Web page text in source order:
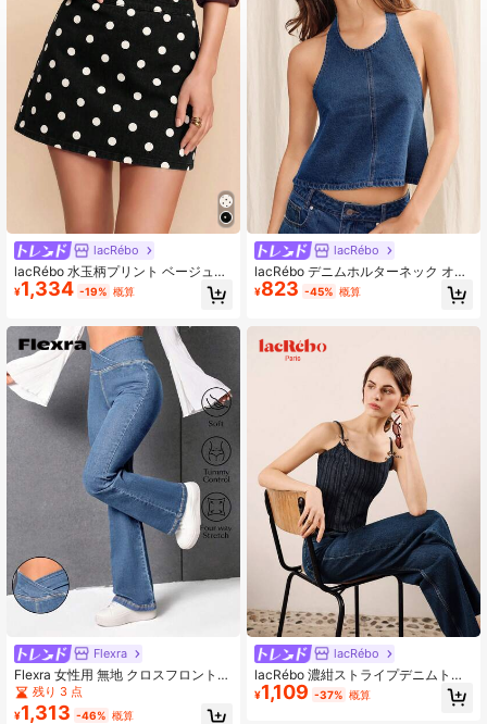
84K フォロワー
4.79 84K フォロワー
lacRébo
lacRébo 水玉柄プリント ベージュ織
りミニスカート、春/夏 ヴィンテージ
フレンチ パリジャンスタイル
¥1,334 -19% 概算
Flexra
Flexra 女性用 無地 クロスフロント
エレガントフレアレッグジーンズ
残り 3 点
¥1,313 -46% 概算
lacRébo
lacRébo デニムホルターネック オー
プンバック 紐閉じ ビンテージウォッ
シュ 春夏 フレンチスタイル ブルー
¥823 -45% 概算
lacRébo
lacRébo 濃紺ストライプデニムトッ
プ レオパード柄リボン付き キュート
なスタイル
¥1,109 -37% 概算